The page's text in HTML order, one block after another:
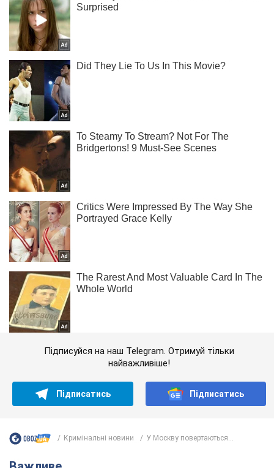
Підписуйся на наш Telegram. Отримуй тільки
найважливіше!
Підписатись Підписатись
Кримінальні новини У Москву повертаються...